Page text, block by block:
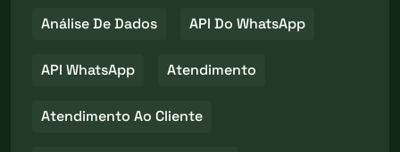
Análise De Dados API Do WhatsApp
API WhatsApp Atendimento
Atendimento Ao Cliente